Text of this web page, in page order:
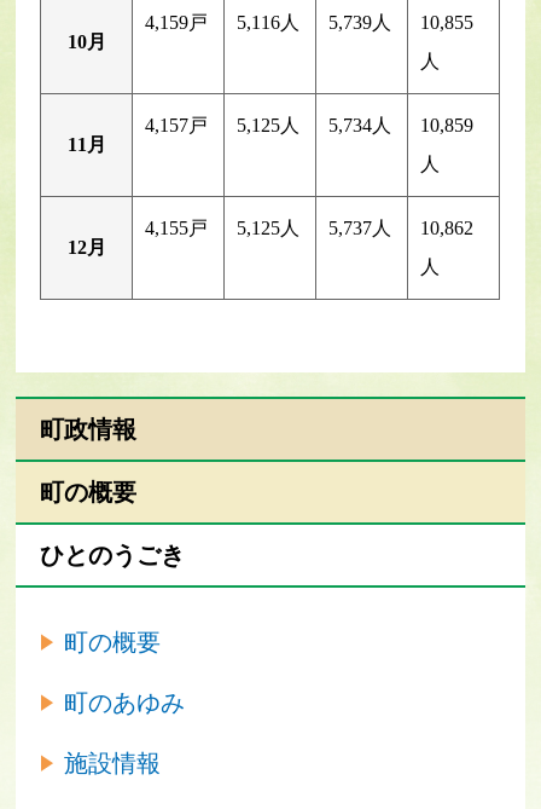
10月
4,159戸 5,116人 5,739人
10,855
人
11月
4,157戸 5,125人 5,734人
10,859
人
12月
4,155戸 5,125人 5,737人
10,862
人
町政情報
町の概要
ひとのうごき
町の概要
町のあゆみ
施設情報